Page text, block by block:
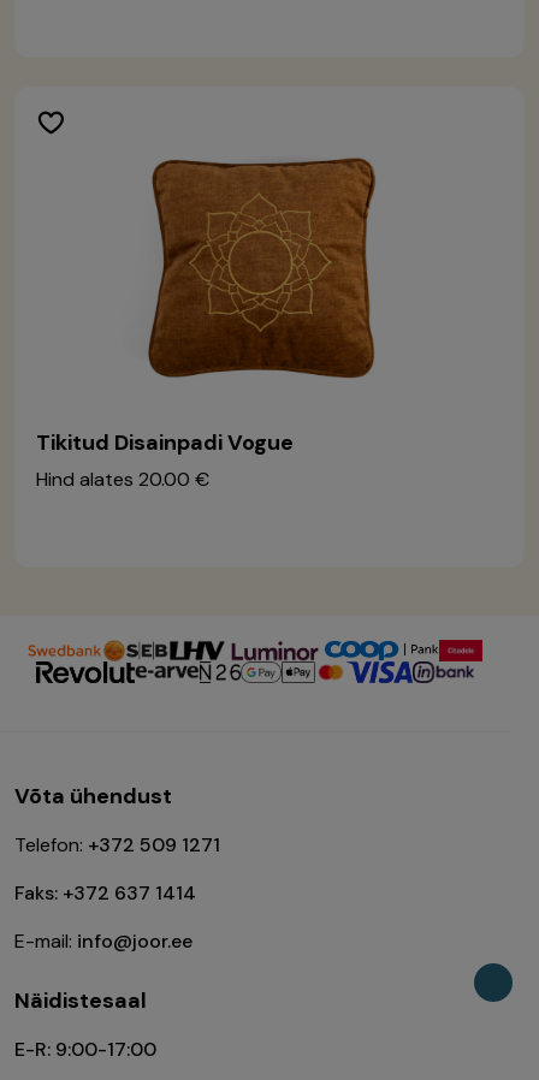
Tikitud Disainpadi Vogue
Hind alates 20.00 €
Võta ühendust
Telefon: +372 509 1271
Faks: +372 637 1414
E-mail: info@joor.ee
Näidistesaal
E-R: 9:00-17:00